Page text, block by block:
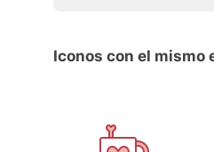
Iconos con el mismo